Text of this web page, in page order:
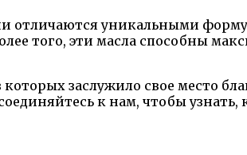
отличаются уникальными
того, эти масла способны
заслужило свое место
к нам, чтобы узнать,